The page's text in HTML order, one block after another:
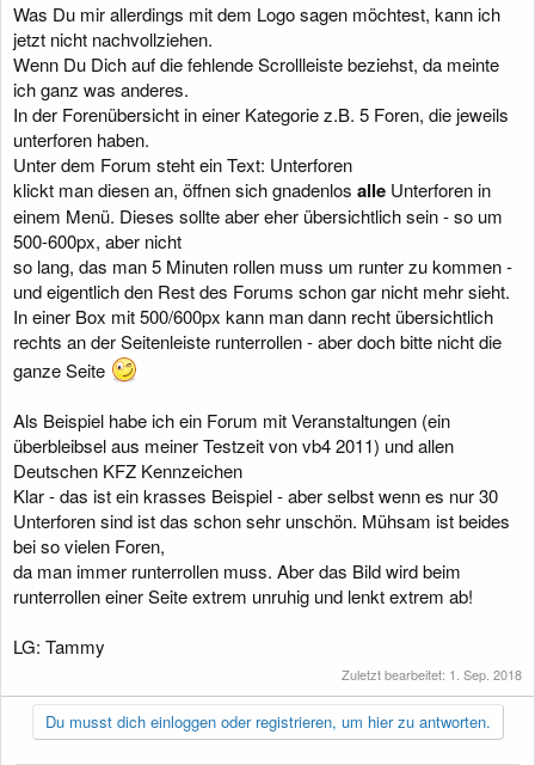
Was Du mir allerdings mit dem Logo sagen möchtest, kann ich
jetzt nicht nachvollziehen.
Wenn Du Dich auf die fehlende Scrollleiste beziehst, da meinte
ich ganz was anderes.
In der Forenübersicht in einer Kategorie z.B. 5 Foren, die jeweils
unterforen haben.
Unter dem Forum steht ein Text: Unterforen
klickt man diesen an, öffnen sich gnadenlos alle Unterforen in
einem Menü. Dieses sollte aber eher übersichtlich sein - so um
500-600px, aber nicht
so lang, das man 5 Minuten rollen muss um runter zu kommen -
und eigentlich den Rest des Forums schon gar nicht mehr sieht.
In einer Box mit 500/600px kann man dann recht übersichtlich
rechts an der Seitenleiste runterrollen - aber doch bitte nicht die
ganze Seite
Als Beispiel habe ich ein Forum mit Veranstaltungen (ein
überbleibsel aus meiner Testzeit von vb4 2011) und allen
Deutschen KFZ Kennzeichen
Klar - das ist ein krasses Beispiel - aber selbst wenn es nur 30
Unterforen sind ist das schon sehr unschön. Mühsam ist beides
bei so vielen Foren,
da man immer runterrollen muss. Aber das Bild wird beim
runterrollen einer Seite extrem unruhig und lenkt extrem ab!
LG: Tammy
Zuletzt bearbeitet: 1. Sep. 2018
Du musst dich einloggen oder registrieren, um hier zu antworten.